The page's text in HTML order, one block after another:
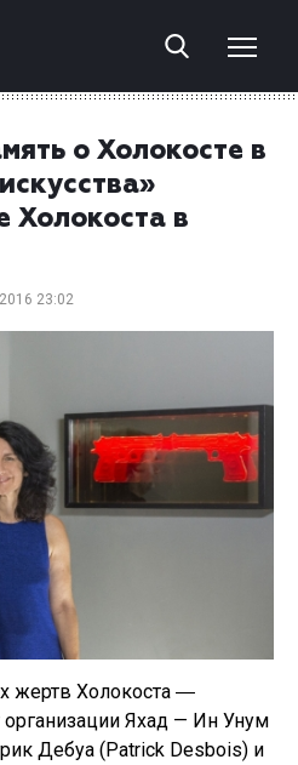
о Холокосте в
Холокоста в
23:02
Холокоста ―
организации Яхад — Ин Унум
Дебуа (Patrick Desbois) и